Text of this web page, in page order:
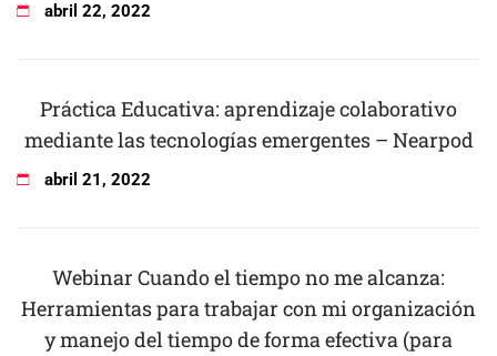
abril 22, 2022
Práctica Educativa: aprendizaje colaborativo
mediante las tecnologías emergentes – Nearpod
abril 21 , 2022
Webinar Cuando el tiempo no me alcanza:
Herramientas para trabajar con mi organización
y manejo del tiempo de forma efectiva (para